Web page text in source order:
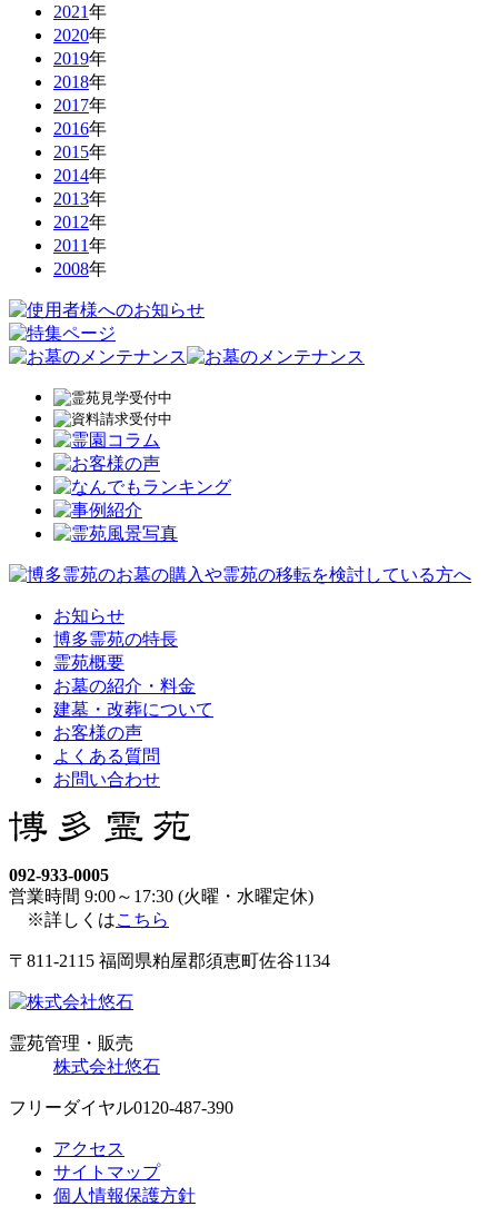
2021年
2020年
2019年
2018年
2017年
2016年
2015年
2014年
2013年
2012年
2011年
2008年
お知らせ
博多霊苑の特長
霊苑概要
お墓の紹介・料金
建墓・改葬について
お客様の声
よくある質問
お問い合わせ
092-933-0005
営業時間 9:00～17:30 (火曜・水曜定休)
※詳しくはこちら
〒811-2115 福岡県粕屋郡須恵町佐谷1134
霊苑管理・販売
株式会社悠石
フリーダイヤル0120-487-390
アクセス
サイトマップ
個人情報保護方針